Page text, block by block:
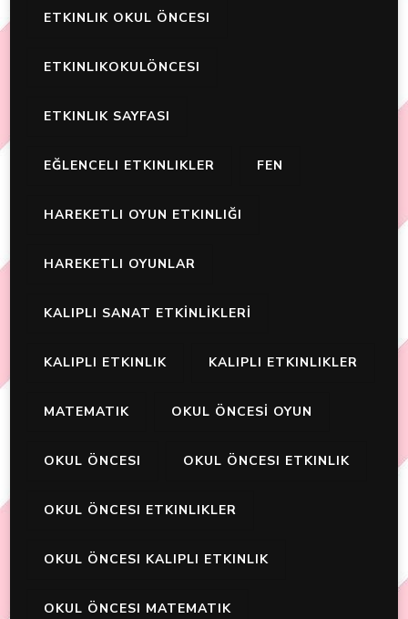
ETKINLIK OKUL ÖNCESI
ETKINLIKOKULÖNCESI
ETKINLIK SAYFASI
EĞLENCELI ETKINLIKLER FEN
HAREKETLI OYUN ETKINLIĞI
HAREKETLI OYUNLAR
KALIPLI SANAT ETKİNLİKLERİ
KALIPLI ETKINLIK KALIPLI ETKINLIKLER
MATEMATIK OKUL ÖNCESİ OYUN
OKUL ÖNCESI OKUL ÖNCESI ETKINLIK
OKUL ÖNCESI ETKINLIKLER
OKUL ÖNCESI KALIPLI ETKINLIK
OKUL ÖNCESI MATEMATIK